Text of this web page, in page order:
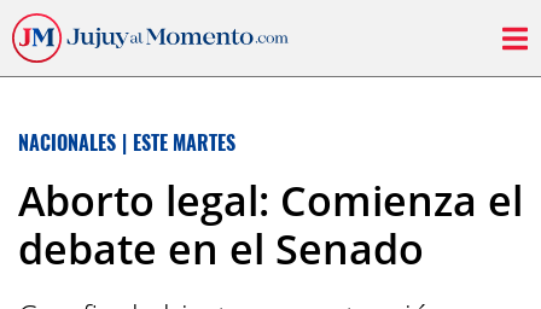
NACIONALES | ESTE MARTES
Aborto legal: Comienza el
debate en el Senado